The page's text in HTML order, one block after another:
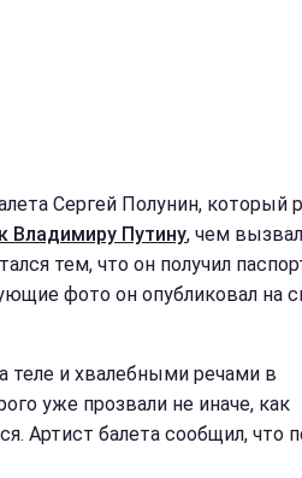
Сергей Полунин, который
Владимиру Путину, чем
тем, что он получил
фото он опубликовал на
теле и хвалебными речами в
уже прозвали не иначе, как
Артист балета сообщил, что